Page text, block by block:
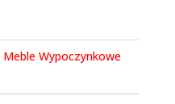
Meble Wypoczynkowe